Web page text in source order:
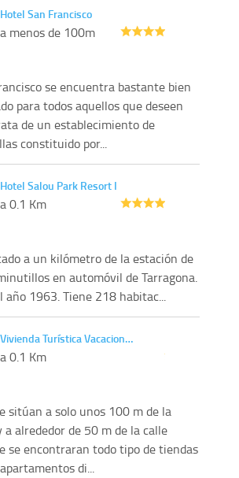
Hotel San Francisco
a menos de 100m
se encuentra bastante bien
para todos aquellos que deseen
de un establecimiento de
constituido por...
Hotel Salou Park Resort I
a 0.1 Km
a un kilómetro de la estación de
en automóvil de Tarragona.
año 1963. Tiene 218 habitac...
Vivienda Turística Vacacion…
a 0.1 Km
sitúan a solo unos 100 m de la
a alrededor de 50 m de la calle
se encontraran todo tipo de tiendas
di...